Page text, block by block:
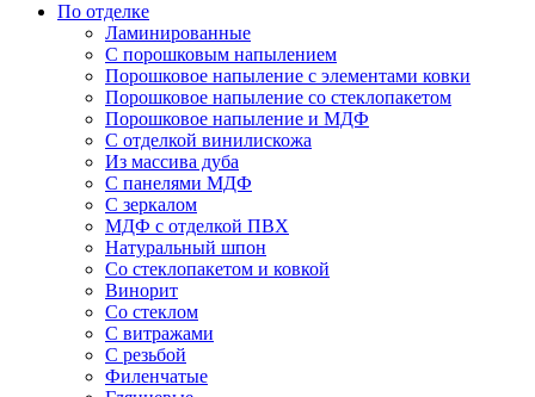
По отделке
Ламинированные
С порошковым напылением
Порошковое напыление с элементами ковки
Порошковое напыление со стеклопакетом
Порошковое напыление и МДФ
С отделкой винилискожа
Из массива дуба
С панелями МДФ
С зеркалом
МДФ с отделкой ПВХ
Натуральный шпон
Со стеклопакетом и ковкой
Винорит
Со стеклом
С витражами
С резьбой
Филенчатые